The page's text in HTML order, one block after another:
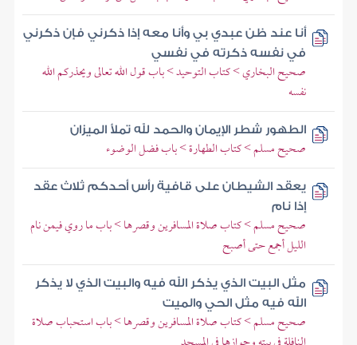
أنا عند ظن عبدي بي وأنا معه إذا ذكرني فإن ذكرني
في نفسه ذكرته في نفسي
صحيح البخاري > كتاب التوحيد > باب قول الله تعالى ويحذركم الله
نفسه
الطهور شطر الإيمان والحمد لله تملأ الميزان
صحيح مسلم > كتاب الطهارة > باب فضل الوضوء
يعقد الشيطان على قافية رأس أحدكم ثلاث عقد
إذا نام
صحيح مسلم > كتاب صلاة المسافرين وقصرها > باب ما روي فيمن نام
الليل أجمع حتى أصبح
مثل البيت الذي يذكر الله فيه والبيت الذي لا يذكر
الله فيه مثل الحي والميت
صحيح مسلم > كتاب صلاة المسافرين وقصرها > باب استحباب صلاة